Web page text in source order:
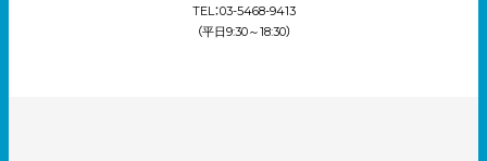
TEL：03-5468-9413
（平日9:30～18:30）